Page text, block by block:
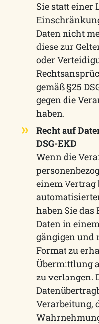
Sie statt einer
Daten nicht
diese zur
oder
gemäß §25
gegen die
haben.
Recht auf
DSG-EKD
Wenn die
einem
haben Sie das
Daten in
gängigen und
Format zu
Übermittlung
zu verlangen.
Verarbeitung,